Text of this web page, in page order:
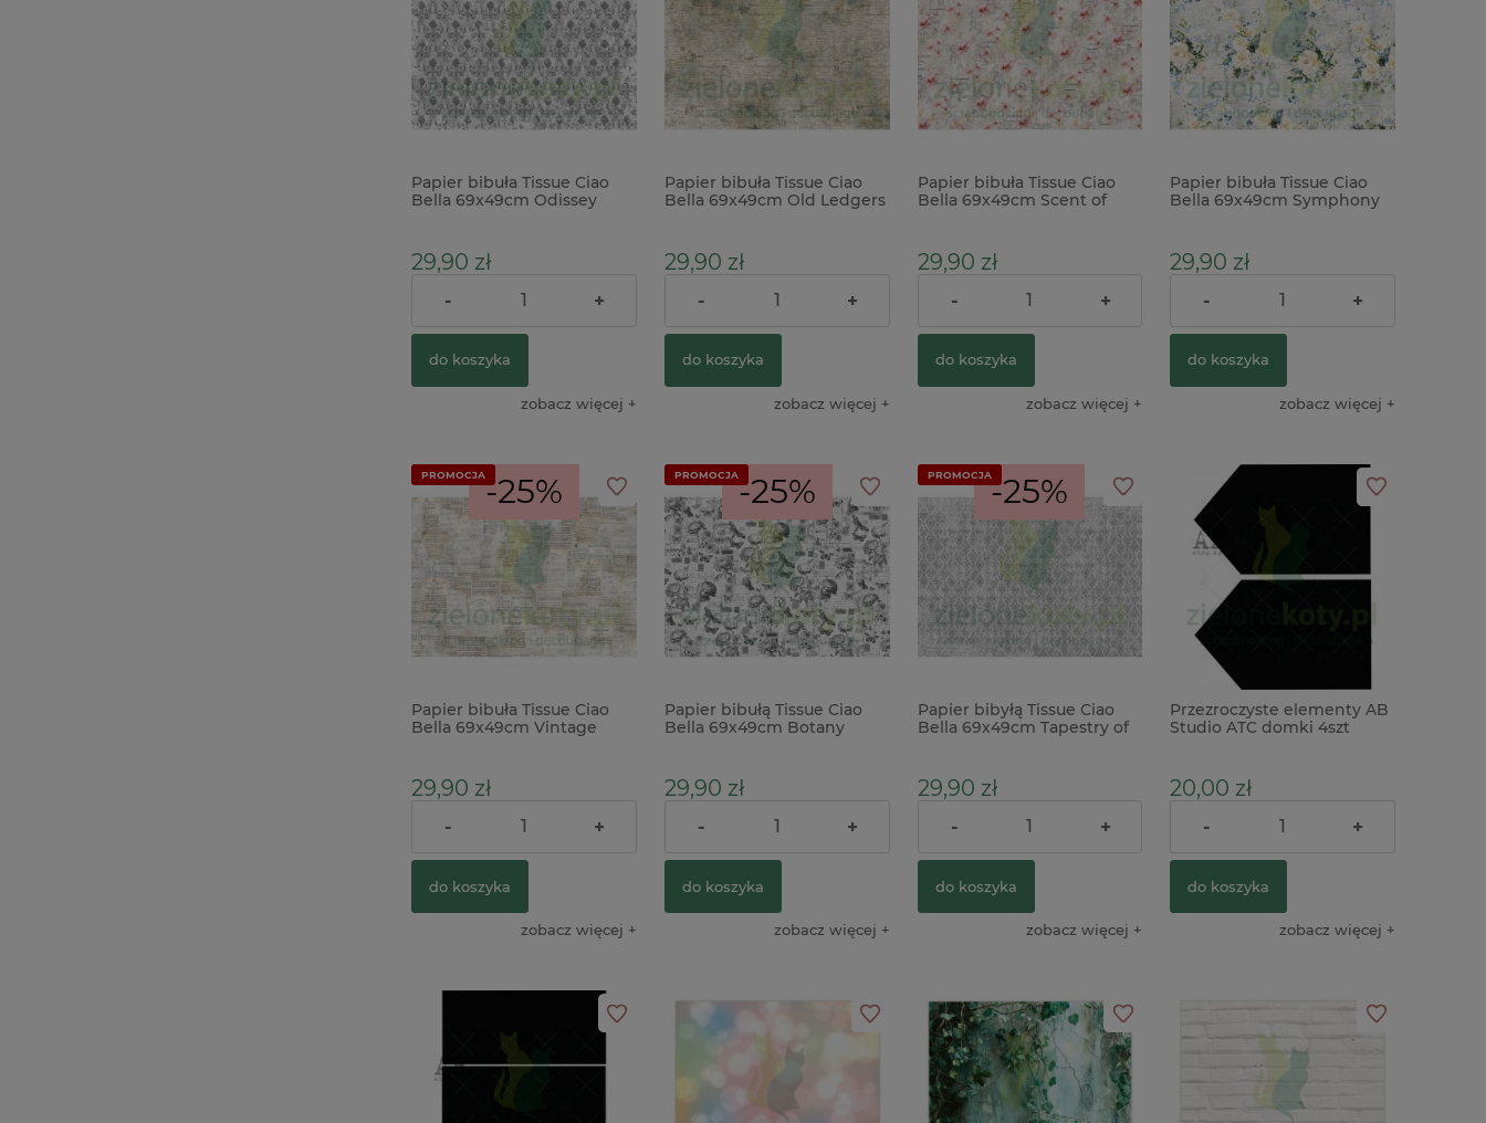
Papier bibuła Tissue Ciao
Bella 69x49cm Odissey
29,90 zł
Cena regularna: 39,90 zł
- +
do koszyka
zobacz więcej
Papier bibuła Tissue Ciao
Bella 69x49cm Old Ledgers
29,90 zł
Cena regularna: 39,90 zł
- +
do koszyka
zobacz więcej
Papier bibuła Tissue Ciao
Bella 69x49cm Scent of
29,90 zł
Cena regularna: 39,90 zł
- +
do koszyka
zobacz więcej
Papier bibuła Tissue Ciao
Bella 69x49cm Symphony
29,90 zł
Cena regularna: 39,90 zł
- +
do koszyka
zobacz więcej
-25%
Papier bibuła Tissue Ciao
Bella 69x49cm Vintage
29,90 zł
Cena regularna: 39,90 zł
- +
do koszyka
zobacz więcej
PROMOCJA -25%
Papier bibułą Tissue Ciao
Bella 69x49cm Botany
29,90 zł
Cena regularna: 39,90 zł
- +
do koszyka
zobacz więcej
PROMOCJA -25%
Papier bibyłą Tissue Ciao
Bella 69x49cm Tapestry of
29,90 zł
Cena regularna: 39,90 zł
- +
do koszyka
zobacz więcej
PROMOCJA
Przezroczyste elementy AB
Studio ATC domki 4szt
20,00 zł
- +
do koszyka
zobacz więcej